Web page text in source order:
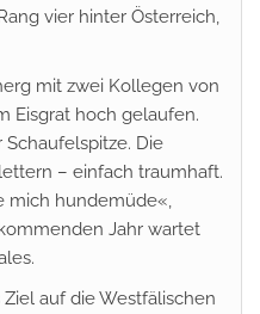
vier hinter Österreich,
mit zwei Kollegen von
Eisgrat hoch gelaufen.
Schaufelspitze. Die
– einfach traumhaft.
mich hundemüde«,
Jahr wartet
auf die Westfälischen